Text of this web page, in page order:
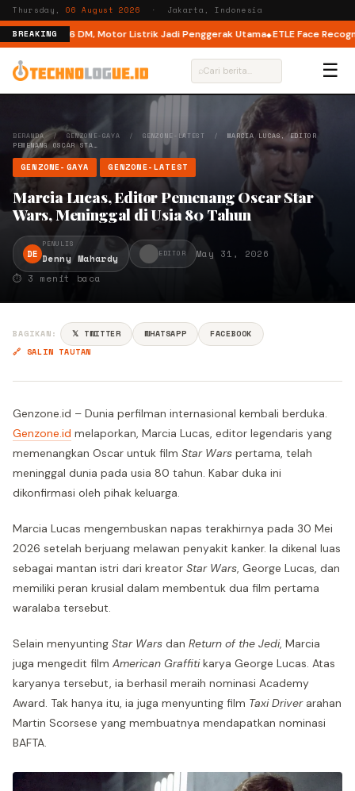
Thursday,06 August 2026 · Jakarta, Indonesia
BREAKINGdi M6 DM, Motor Listrik Jadi Penggerak Utama ETLE Face
⌕ ☰
BERANDA/GENZONE-GAYA / GENZONE-LATEST / MARCIA LUCAS, EDITOR
PEMENANG OSCAR STA…
GENZONE-GAYA GENZONE-LATEST
Marcia Lucas, Editor Pemenang Oscar Star
Wars, Meninggal di Usia 80 Tahun
DE
PENULIS
Denny Mahardy EDITOR
May 31, 2026
⏱ 3 menit baca
BAGIKAN: 𝕏 TWITTER WHATSAPP
FACEBOOK
🔗 SALIN TAUTAN
Genzone.id – Dunia perfilman internasional kembali berduka.
Genzone.id melaporkan, Marcia Lucas, editor legendaris yang
memenangkan Oscar untuk film Star Wars pertama, telah
meninggal dunia pada usia 80 tahun. Kabar duka ini
dikonfirmasi oleh pihak keluarga.
Marcia Lucas mengembuskan napas terakhirnya pada 30 Mei
2026 setelah berjuang melawan penyakit kanker. Ia dikenal luas
sebagai mantan istri dari kreator Star Wars, George Lucas, dan
memiliki peran krusial dalam membentuk dua film pertama
waralaba tersebut.
Selain menyunting Star Wars dan Return of the Jedi, Marcia
juga mengedit film American Graffitikarya George Lucas. Atas
karyanya tersebut, ia berhasil meraih nominasi Academy
Award. Tak hanya itu, ia juga menyunting film Taxi Driverarahan
Martin Scorsese yang membuatnya mendapatkan nominasi
BAFTA.